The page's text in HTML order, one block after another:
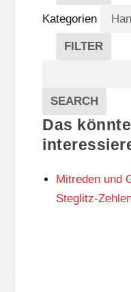
V
E
R
A
A
L
T
U
N
S
O
Kategorien
FILTER
E
G
O
R
N
Veranstaltungen
SEARCH
Das
Mitreden und
Steglitz-